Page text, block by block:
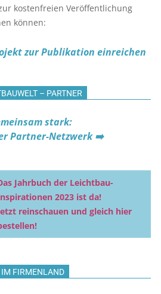
kostenfreien Veröffentlichung
können:
zur Publikation einreichen
– PARTNER
stark:
Partner-Netzwerk ➡️
Jahrbuch der Leichtbau-
2023 ist da!
reinschauen und gleich hier
IM FIRMENLAND